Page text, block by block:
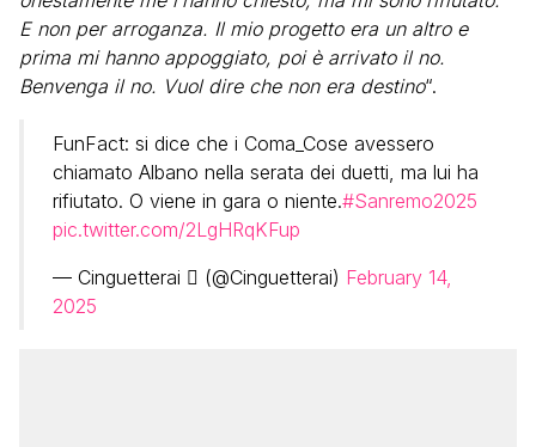
E non per arroganza. Il mio progetto era un altro e
prima mi hanno appoggiato, poi è arrivato il no.
Benvenga il no. Vuol dire che non era destino“.
FunFact: si dice che i Coma_Cose avessero
chiamato Albano nella serata dei duetti, ma lui ha
rifiutato. O viene in gara o niente.#Sanremo2025
pic.twitter.com/2LgHRqKFup
— Cinguetterai  (@Cinguetterai) February 14,
2025